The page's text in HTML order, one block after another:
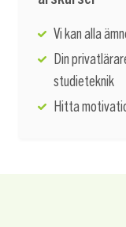
Vi kan alla
Din
studieteknik
Hitta